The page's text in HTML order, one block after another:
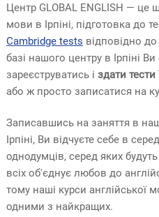
Центр GLOBAL ENGLISH — це
мови в Ірпіні, підготовка до
Cambridge tests відповідно
базі нашого центру в Ірпіні
зареєструватись і здати тести
або ж просто записатися на
Записавшись на заняття в
Ірпіні, Ви відчуєте себе в
однодумців, серед яких будуть
всіх об'єднує любов до
тому наші курси англійської
одними з найкращих.